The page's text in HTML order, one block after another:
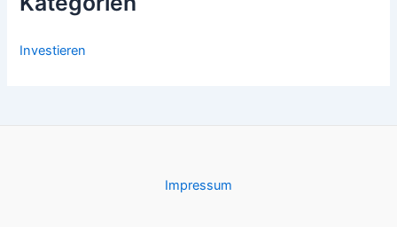
Investieren
Impressum